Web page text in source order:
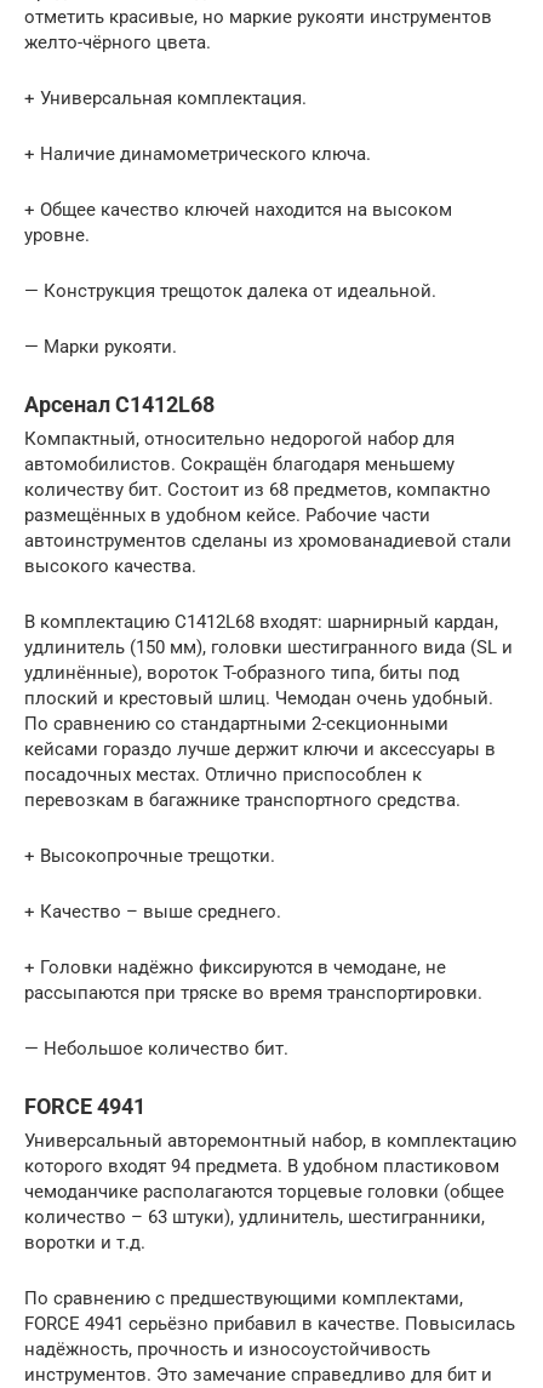
отметить красивые, но маркие рукояти инструментов
желто-чёрного цвета.
+ Универсальная комплектация.
+ Наличие динамометрического ключа.
+ Общее качество ключей находится на высоком
уровне.
— Конструкция трещоток далека от идеальной.
— Марки рукояти.
Арсенал C1412L68
Компактный, относительно недорогой набор для
автомобилистов. Сокращён благодаря меньшему
количеству бит. Состоит из 68 предметов, компактно
размещённых в удобном кейсе. Рабочие части
автоинструментов сделаны из хромованадиевой стали
высокого качества.
В комплектацию C1412L68 входят: шарнирный кардан,
удлинитель (150 мм), головки шестигранного вида (SL и
удлинённые), вороток T-образного типа, биты под
плоский и крестовый шлиц. Чемодан очень удобный.
По сравнению со стандартными 2-секционными
кейсами гораздо лучше держит ключи и аксессуары в
посадочных местах. Отлично приспособлен к
перевозкам в багажнике транспортного средства.
+ Высокопрочные трещотки.
+ Качество – выше среднего.
+ Головки надёжно фиксируются в чемодане, не
рассыпаются при тряске во время транспортировки.
— Небольшое количество бит.
FORCE 4941
Универсальный авторемонтный набор, в комплектацию
которого входят 94 предмета. В удобном пластиковом
чемоданчике располагаются торцевые головки (общее
количество – 63 штуки), удлинитель, шестигранники,
воротки и т.д.
По сравнению с предшествующими комплектами,
FORCE 4941 серьёзно прибавил в качестве. Повысилась
надёжность, прочность и износоустойчивость
инструментов. Это замечание справедливо для бит и